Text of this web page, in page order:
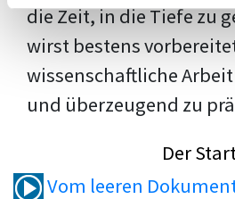
die Zeit, in die Tiefe zu
wirst bestens
wissenschaftliche
und überzeugend zu
Der
Vom leeren